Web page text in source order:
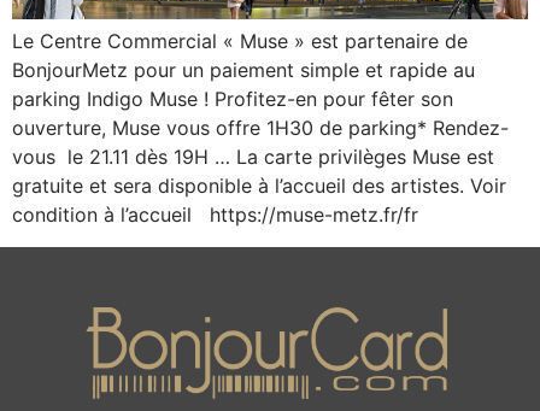
Le Centre Commercial « Muse » est partenaire de
BonjourMetz pour un paiement simple et rapide au
parking Indigo Muse ! Profitez-en pour fêter son
ouverture, Muse vous offre 1H30 de parking* Rendez-
vous le 21.11 dès 19H … La carte privilèges Muse est
gratuite et sera disponible à l’accueil des artistes. Voir
condition à l’accueil https://muse-metz.fr/fr